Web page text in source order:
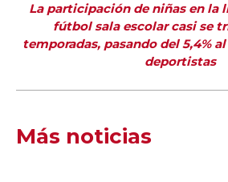
La participación de niñas en la
fútbol sala escolar casi se
temporadas, pasando del 5,4%
deportistas
Más noticias